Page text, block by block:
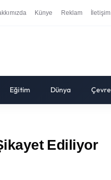
Künye Reklam İletişim
Eğitim Dünya Çevre
Ediliyor